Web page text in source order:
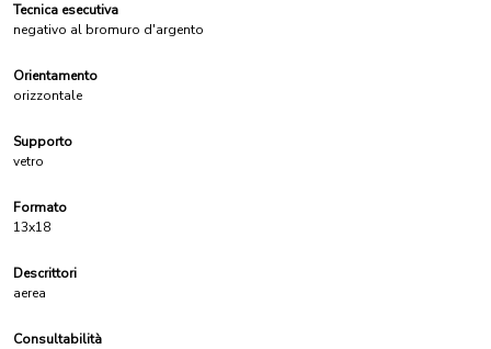
Tecnica esecutiva
negativo al bromuro d'argento
Orientamento
orizzontale
Supporto
vetro
Formato
13x18
Descrittori
aerea
Consultabilità